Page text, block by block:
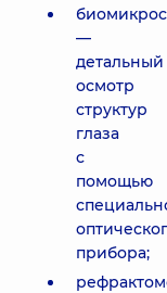
—
детальный
осмотр
структур
глаза
с
помощью
прибора;